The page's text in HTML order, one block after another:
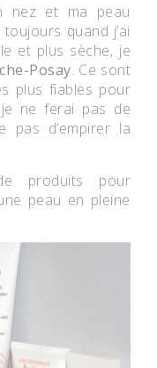
nez et ma peau
quand j’ai
et plus sèche, je
Posay. Ce sont
plus fiables pour
ne ferai pas de
pas d’empirer la
produits pour
peau en pleine